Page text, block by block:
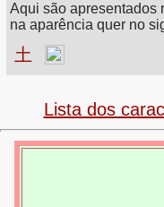
Aqui são apresentados
na aparência quer no
土
Lista dos